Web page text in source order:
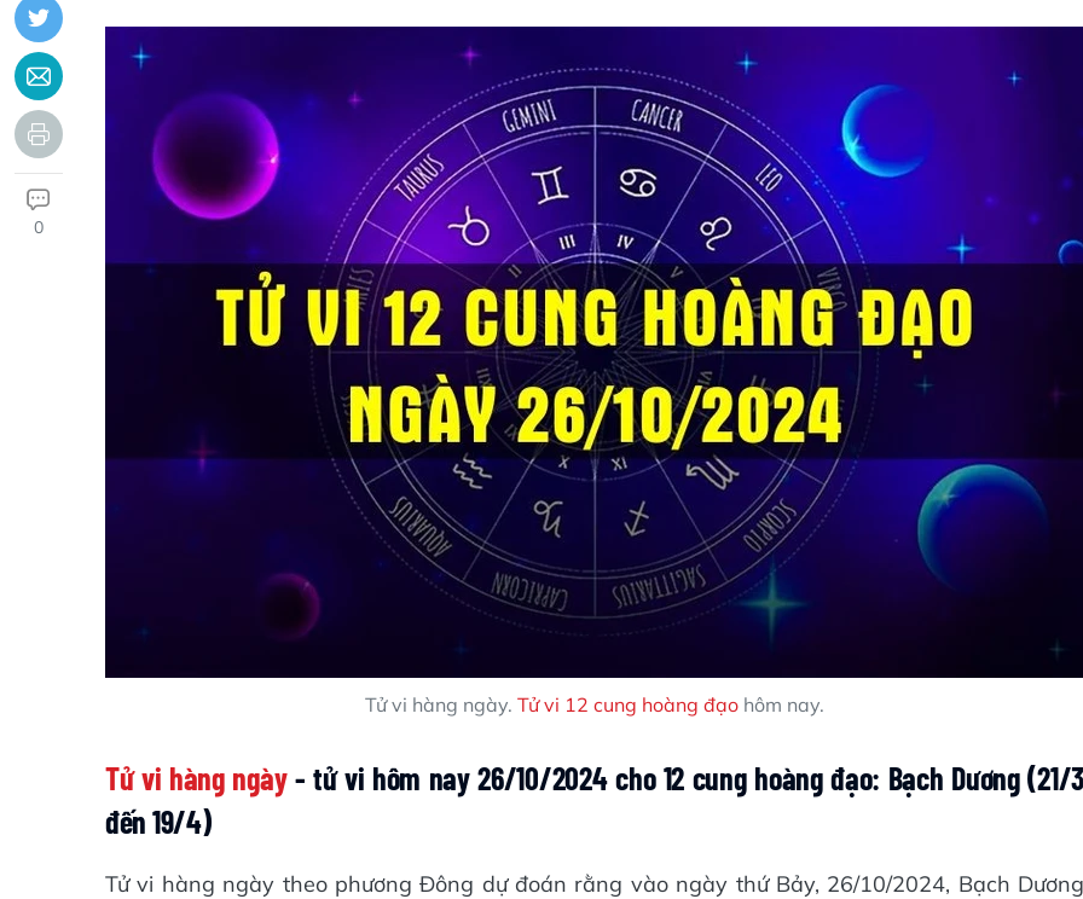
0
Tử vi hàng ngày. Tử vi 12 cung hoàng đạo hôm nay.
Tử vi hàng ngày- tử vi hôm nay 26/10/2024 cho 12 cung hoàng đạo: Bạch Dương (21/3
đến 19/4)
Tử vi hàng ngày theo phương Đông dự đoán rằng vào ngày thứ Bảy, 26/10/2024, Bạch Dương